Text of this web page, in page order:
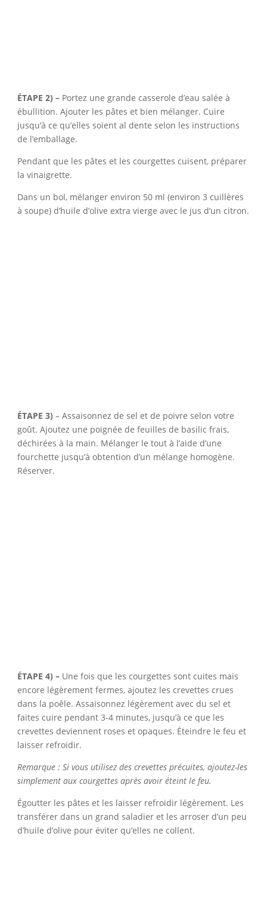
ÉTAPE 2) – Portez une grande casserole d’eau salée à
ébullition. Ajouter les pâtes et bien mélanger. Cuire
jusqu’à ce qu’elles soient al dente selon les instructions
de l’emballage.
Pendant que les pâtes et les courgettes cuisent, préparer
la vinaigrette.
Dans un bol, mélanger environ 50 ml (environ 3 cuillères
à soupe) d’huile d’olive extra vierge avec le jus d’un citron.
ÉTAPE 3) – Assaisonnez de sel et de poivre selon votre
goût. Ajoutez une poignée de feuilles de basilic frais,
déchirées à la main. Mélanger le tout à l’aide d’une
fourchette jusqu’à obtention d’un mélange homogène.
Réserver.
ÉTAPE 4) – Une fois que les courgettes sont cuites mais
encore légèrement fermes, ajoutez les crevettes crues
dans la poêle. Assaisonnez légèrement avec du sel et
faites cuire pendant 3-4 minutes, jusqu’à ce que les
crevettes deviennent roses et opaques. Éteindre le feu et
laisser refroidir.
Remarque : Si vous utilisez des crevettes précuites, ajoutez-les
simplement aux courgettes après avoir éteint le feu.
Égoutter les pâtes et les laisser refroidir légèrement. Les
transférer dans un grand saladier et les arroser d’un peu
d’huile d’olive pour éviter qu’elles ne collent.